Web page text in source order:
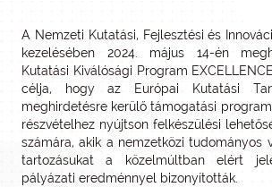
A Nemzeti Kutatási, Fejlesztési és
kezelésében 2024. május 14-én
Kutatási Kiválósági Program
célja, hogy az Európai Kutatási
meghirdetésre kerülő támogatási
részvételhez nyújtson felkészülési
számára, akik a nemzetközi tudományos
tartozásukat a közelmúltban elért
pályázati eredménnyel bizonyították.